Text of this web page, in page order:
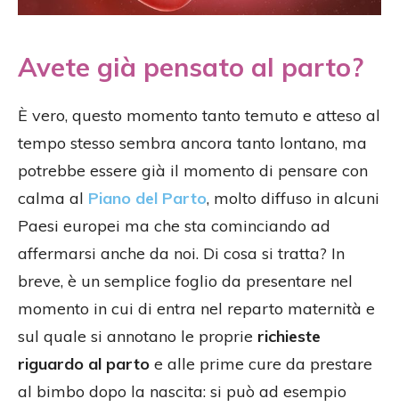
Avete già pensato al parto?
È vero, questo momento tanto temuto e atteso al
tempo stesso sembra ancora tanto lontano, ma
potrebbe essere già il momento di pensare con
calma al Piano del Parto, molto diffuso in alcuni
Paesi europei ma che sta cominciando ad
affermarsi anche da noi. Di cosa si tratta? In
breve, è un semplice foglio da presentare nel
momento in cui di entra nel reparto maternità e
sul quale si annotano le proprie richieste
riguardo al parto e alle prime cure da prestare
al bimbo dopo la nascita: si può ad esempio